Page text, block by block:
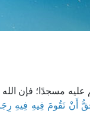
عليه مسجدًا؛ فإن
تَقُومَ فِيهِ فِيهِ